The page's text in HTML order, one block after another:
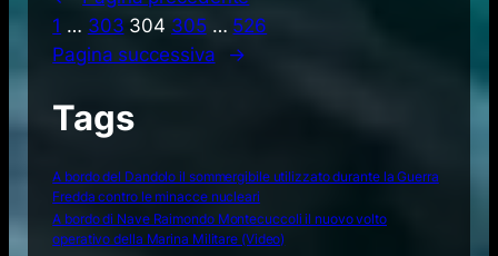
1 … 303 304 305 … 526
Pagina successiva
→
Tags
A bordo del Dandolo il sommergibile utilizzato durante la Guerra
Fredda contro le minacce nucleari
A bordo di Nave Raimondo Montecuccoli il nuovo volto
operativo della Marina Militare (Video)